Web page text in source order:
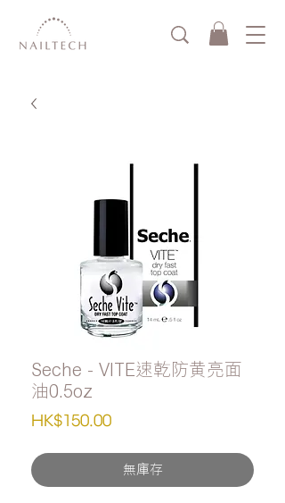
Seche - VITE速乾防黄亮面
油0.5oz
HK$150.00價
無庫存